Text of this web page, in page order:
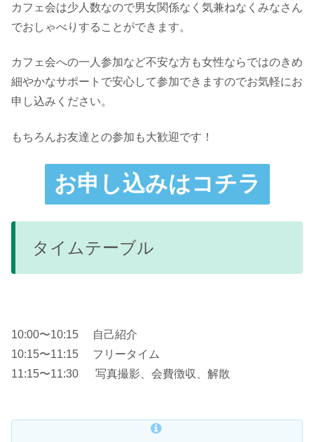
カフェ会は少人数なので男女関係なく気兼ねなくみなさん
でおしゃべりすることができます。
カフェ会への一人参加など不安な方も女性ならではのきめ
細やかなサポートで安心して参加できますのでお気軽にお
申し込みください。
もちろんお友達との参加も大歓迎です！
お申し込みはコチラ
タイムテーブル
10:00〜10:15 自己紹介
10:15〜11:15 フリータイム
11:15〜11:30 写真撮影、会費徴収、解散